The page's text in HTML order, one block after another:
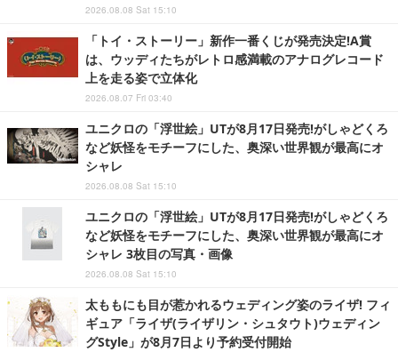
2026.08.08 Sat 15:10
「トイ・ストーリー」新作一番くじが発売決定!A賞
は、ウッディたちがレトロ感満載のアナログレコード
上を走る姿で立体化
2026.08.07 Fri 03:40
ユニクロの「浮世絵」UTが8月17日発売!がしゃどくろ
など妖怪をモチーフにした、奥深い世界観が最高にオ
シャレ
2026.08.08 Sat 15:10
ユニクロの「浮世絵」UTが8月17日発売!がしゃどくろ
など妖怪をモチーフにした、奥深い世界観が最高にオ
シャレ 3枚目の写真・画像
2026.08.08 Sat 15:10
太ももにも目が惹かれるウェディング姿のライザ! フィ
ギュア「ライザ(ライザリン・シュタウト)ウェディン
グStyle」が8月7日より予約受付開始